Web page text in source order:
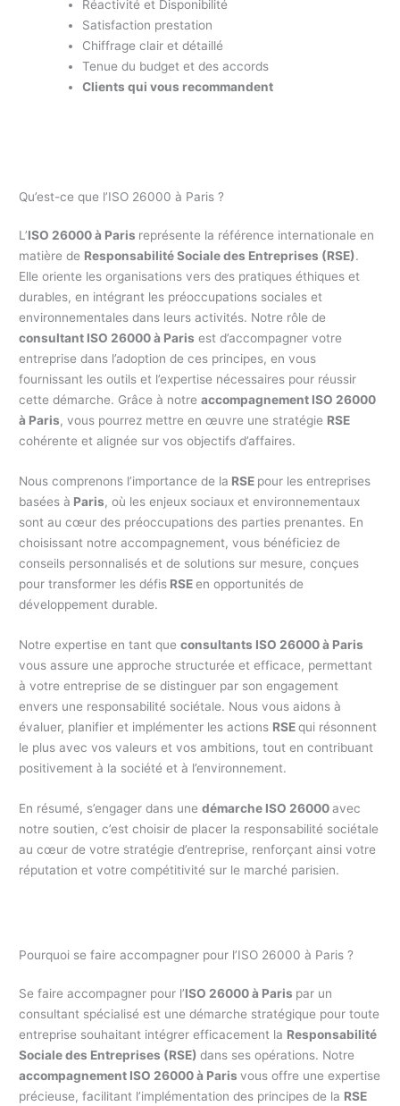
Réactivité et Disponibilité
Satisfaction prestation
Chiffrage clair et détaillé
Tenue du budget et des accords
Clients qui vous recommandent
Qu’est-ce que l’ISO 26000 à Paris ?
L’ISO 26000 à Paris représente la référence internationale en
matière de Responsabilité Sociale des Entreprises (RSE).
Elle oriente les organisations vers des pratiques éthiques et
durables, en intégrant les préoccupations sociales et
environnementales dans leurs activités. Notre rôle de
consultant ISO 26000 à Paris est d’accompagner votre
entreprise dans l’adoption de ces principes, en vous
fournissant les outils et l’expertise nécessaires pour réussir
cette démarche. Grâce à notreaccompagnement ISO 26000
à Paris, vous pourrez mettre en œuvre une stratégie RSE
cohérente et alignée sur vos objectifs d’affaires.
Nous comprenons l’importance de la RSE pour les entreprises
basées à Paris, où les enjeux sociaux et environnementaux
sont au cœur des préoccupations des parties prenantes. En
choisissant notre accompagnement, vous bénéficiez de
conseils personnalisés et de solutions sur mesure, conçues
pour transformer les défis RSEen opportunités de
développement durable.
Notre expertise en tant queconsultants ISO 26000 à Paris
vous assure une approche structurée et efficace, permettant
à votre entreprise de se distinguer par son engagement
envers une responsabilité sociétale. Nous vous aidons à
évaluer, planifier et implémenter les actions RSEqui résonnent
le plus avec vos valeurs et vos ambitions, tout en contribuant
positivement à la société et à l’environnement.
En résumé, s’engager dans unedémarche ISO 26000avec
notre soutien, c’est choisir de placer la responsabilité sociétale
au cœur de votre stratégie d’entreprise, renforçant ainsi votre
réputation et votre compétitivité sur le marché parisien.
Pourquoi se faire accompagner pour l’ISO 26000 à Paris ?
Se faire accompagner pour l’ISO 26000 à Paris par un
consultant spécialisé est une démarche stratégique pour toute
entreprise souhaitant intégrer efficacement la Responsabilité
Sociale des Entreprises (RSE)dans ses opérations. Notre
accompagnement ISO 26000 à Parisvous offre une expertise
précieuse, facilitant l’implémentation des principes de la RSE